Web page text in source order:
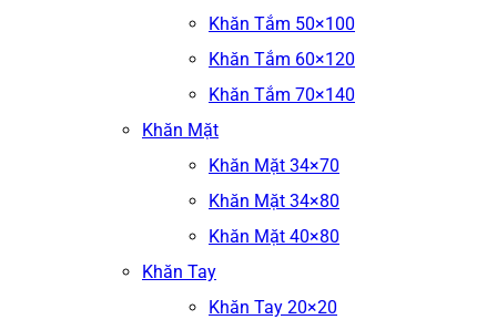
Khăn Tắm 50×100
Khăn Tắm 60×120
Khăn Tắm 70×140
Khăn Mặt
Khăn Mặt 34×70
Khăn Mặt 34×80
Khăn Mặt 40×80
Khăn Tay
Khăn Tay 20×20